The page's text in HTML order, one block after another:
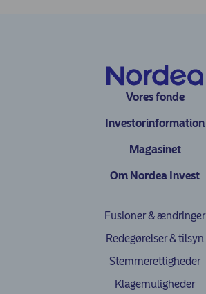
Vores fonde
Investorinformation
Magasinet
Om Nordea Invest
Fusioner & ændringer
Redegørelser & tilsyn
Stemmerettigheder
Klagemuligheder